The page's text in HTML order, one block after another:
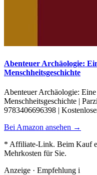
Abenteuer Archäologie:
Menschheitsgeschichte
Abenteuer Archäologie:
Menschheitsgeschichte |
9783406696398 |
Bei Amazon ansehen →
* Affiliate-Link. Beim Kauf
Mehrkosten für Sie.
Anzeige · Empfehlung i